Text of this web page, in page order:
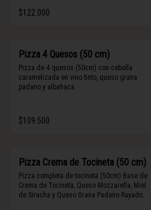
secos y maní.
$122.000
Pizza 4 Quesos (50 cm)
Pizza de 4 quesos (50cm) con cebolla
caramelizada en vino tinto, queso grana
padano y albahaca.
$109.500
Pizza Crema de Tocineta (50 cm)
Pizza completa de tocineta (50cm) Base de
Crema de Tocineta, Queso Mozzarella, Miel
de Siracha y Queso Grana Padano Rayado.